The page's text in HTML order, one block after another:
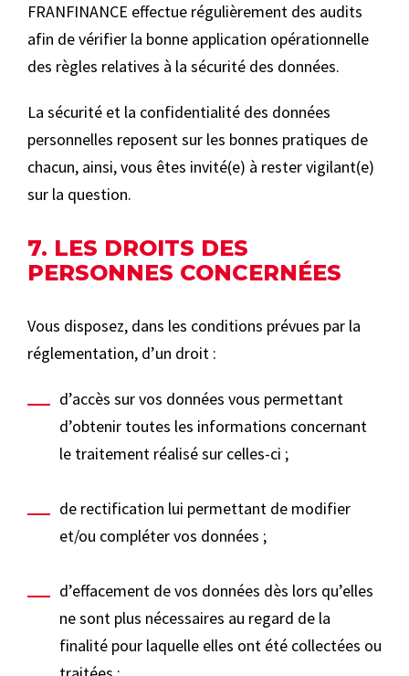
FRANFINANCE effectue régulièrement des audits
afin de vérifier la bonne application opérationnelle
des règles relatives à la sécurité des données.
La sécurité et la confidentialité des données
personnelles reposent sur les bonnes pratiques de
chacun, ainsi, vous êtes invité(e) à rester vigilant(e)
sur la question.
7. LES DROITS DES
PERSONNES CONCERNÉES
Vous disposez, dans les conditions prévues par la
réglementation, d’un droit :
d’accès sur vos données vous permettant
d’obtenir toutes les informations concernant
le traitement réalisé sur celles-ci ;
de rectification lui permettant de modifier
et/ou compléter vos données ;
d’effacement de vos données dès lors qu’elles
ne sont plus nécessaires au regard de la
finalité pour laquelle elles ont été collectées ou